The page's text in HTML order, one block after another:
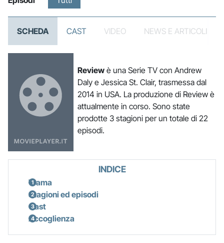
SCHEDA CAST VIDEO NEWS E ARTICOLI
Reviewè una Serie TV con Andrew
Daly e Jessica St. Clair, trasmessa dal
2014 in USA. La produzione di Review è
attualmente in corso. Sono state
prodotte 3 stagioni per un totale di 22
episodi.
INDICE
Trama
Stagioni ed episodi
Cast
Accoglienza